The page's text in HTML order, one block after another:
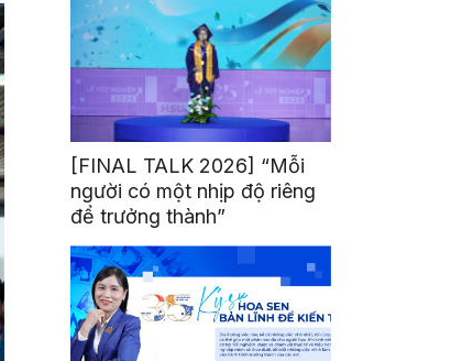
[FINAL TALK 2026] “Mỗi
người có một nhịp độ riêng
để trưởng thành”